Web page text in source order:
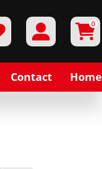
0
Contact Home